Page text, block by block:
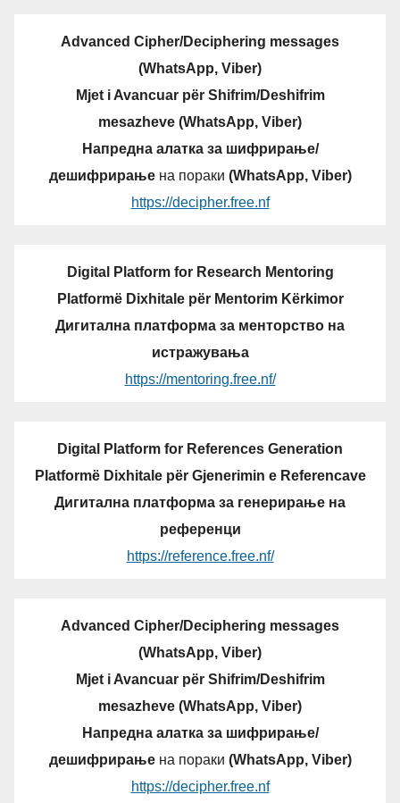
Advanced Cipher/Deciphering messages
(WhatsApp, Viber)
Mjet i Avancuar për Shifrim/Deshifrim
mesazheve (WhatsApp, Viber)
Напредна алатка за шифрирање/
дешифрирањена пораки (WhatsApp, Viber)
https://decipher.free.nf
Digital Platform for Research Mentoring
Platformë Dixhitale për Mentorim Kërkimor
Дигитална платформа за менторство на
истражувања
https://mentoring.free.nf/
Digital Platform for References Generation
Platformë Dixhitale për Gjenerimin e Referencave
Дигитална платформа за генерирање на
референци
https://reference.free.nf/
Advanced Cipher/Deciphering messages
(WhatsApp, Viber)
Mjet i Avancuar për Shifrim/Deshifrim
mesazheve (WhatsApp, Viber)
Напредна алатка за шифрирање/
дешифрирањена пораки (WhatsApp, Viber)
https://decipher.free.nf